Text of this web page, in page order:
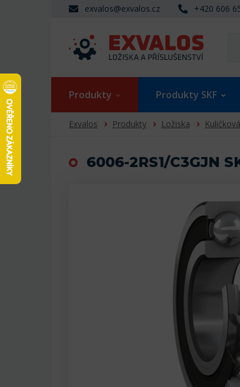
exvalos@exvalos.cz +420 606
Produkty Produkty SKF
Exvalos Produkty Ložiska
6006-2RS1/C3GJN